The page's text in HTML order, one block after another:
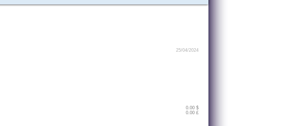
25/04/2024
0.00 $
0.00 £